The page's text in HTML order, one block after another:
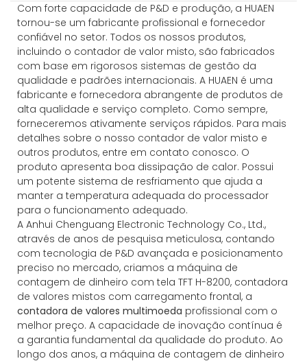
Com forte capacidade de P&D e produção, a HUAEN
tornou-se um fabricante profissional e fornecedor
confiável no setor. Todos os nossos produtos,
incluindo o contador de valor misto, são fabricados
com base em rigorosos sistemas de gestão da
qualidade e padrões internacionais. A HUAEN é uma
fabricante e fornecedora abrangente de produtos de
alta qualidade e serviço completo. Como sempre,
forneceremos ativamente serviços rápidos. Para mais
detalhes sobre o nosso contador de valor misto e
outros produtos, entre em contato conosco. O
produto apresenta boa dissipação de calor. Possui
um potente sistema de resfriamento que ajuda a
manter a temperatura adequada do processador
para o funcionamento adequado.
A Anhui Chenguang Electronic Technology Co., Ltd.,
através de anos de pesquisa meticulosa, contando
com tecnologia de P&D avançada e posicionamento
preciso no mercado, criamos a máquina de
contagem de dinheiro com tela TFT H-8200, contadora
de valores mistos com carregamento frontal, a
contadora de valores multimoeda profissional com o
melhor preço. A capacidade de inovação contínua é
a garantia fundamental da qualidade do produto. Ao
longo dos anos, a máquina de contagem de dinheiro